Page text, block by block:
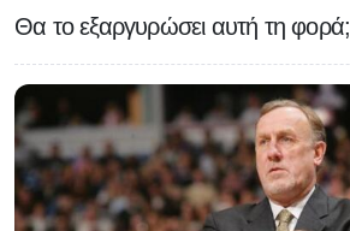
Θα το εξαργυρώσει αυτή τη φορά;